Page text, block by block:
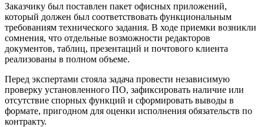
Заказчику был поставлен пакет офисных приложений,
который должен был соответствовать функциональным
требованиям технического задания. В ходе приемки возникли
сомнения, что отдельные возможности редакторов
документов, таблиц, презентаций и почтового клиента
реализованы в полном объеме.
Перед экспертами стояла задача провести независимую
проверку установленного ПО, зафиксировать наличие или
отсутствие спорных функций и сформировать выводы в
формате, пригодном для оценки исполнения обязательств по
контракту.